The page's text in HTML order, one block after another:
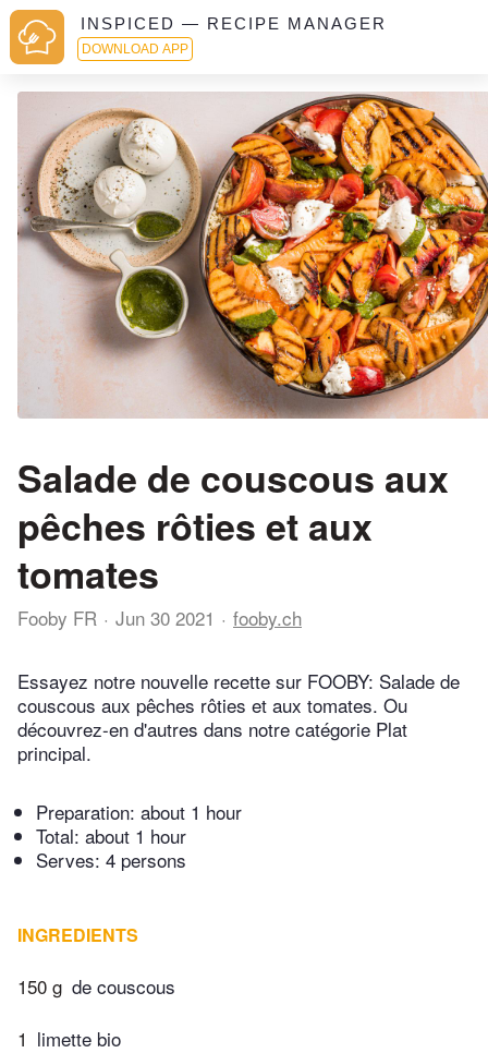
INSPICED — RECIPE MANAGER
DOWNLOAD APP
Salade de couscous aux
pêches rôties et aux
tomates
Fooby FR Jun 30 2021 fooby.ch
Essayez notre nouvelle recette sur FOOBY: Salade de
couscous aux pêches rôties et aux tomates. Ou
découvrez-en d'autres dans notre catégorie Plat
principal.
Preparation: about 1 hour
Total: about 1 hour
Serves: 4 persons
INGREDIENTS
150 g de couscous
1 limette bio